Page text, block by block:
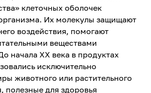
клеточных оболочек
Их молекулы защищают
воздействия, помогают
веществами
начала XX века в продуктах
исключительно
животного или растительного
полезные для здоровья